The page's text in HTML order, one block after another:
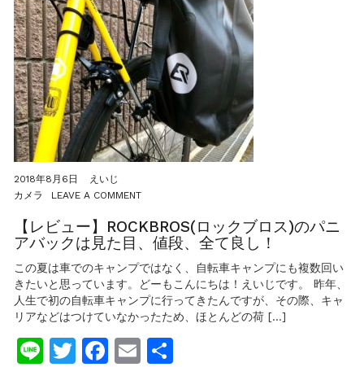
伊
豆
大
島
自
転
車
旅
行
記〜
2018年8月6日
えいじ
カメラ
LEAVE A COMMENTON
ビ
ュ
ー】
ROCKBROS(ロ
ッ
ク
ブ
ロ
の
【レビュー】ROCKBROS(ロックブロス)のパニ
アバックは見た目、値段、全て良し！
この夏は車でのキャンプではなく、自転車キャンプにも複数回い
きたいと思っています。どーもこんにちは！えいじです。 昨年、
人生で初の自転車キャンプに行ってきたんですが、その際、キャ
リアなどはつけていなかったため、ほとんどの荷 […]
LineTwitter
Facebook
Email